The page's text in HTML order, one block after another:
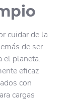
cuidar de la
de ser
el planeta.
eficaz
con
cargas